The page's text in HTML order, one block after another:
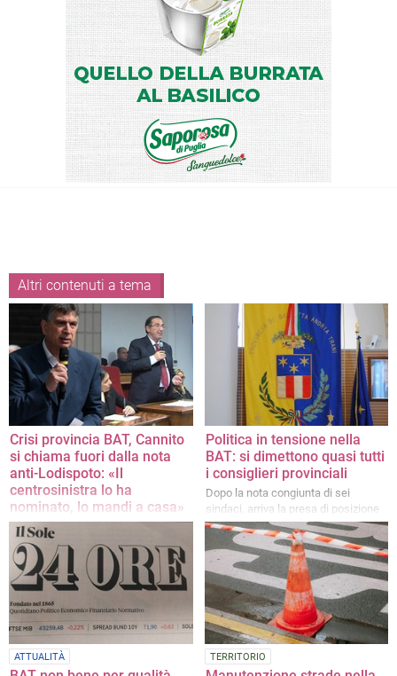
Altri contenuti a tema
Crisi provincia BAT, Cannito
si chiama fuori dalla nota
anti-Lodispoto: «Il
centrosinistra lo ha
nominato, lo mandi a casa»
Il sindaco di Barletta non ha firmato
il documento dei primi cittadini
contro il presidente della Provincia
Politica in tensione nella
BAT: si dimettono quasi tutti
i consiglieri provinciali
Dopo la nota congiunta di sei
sindaci, arriva la presa di posizione
dei consiglieri
ATTUALITÀ TERRITORIO